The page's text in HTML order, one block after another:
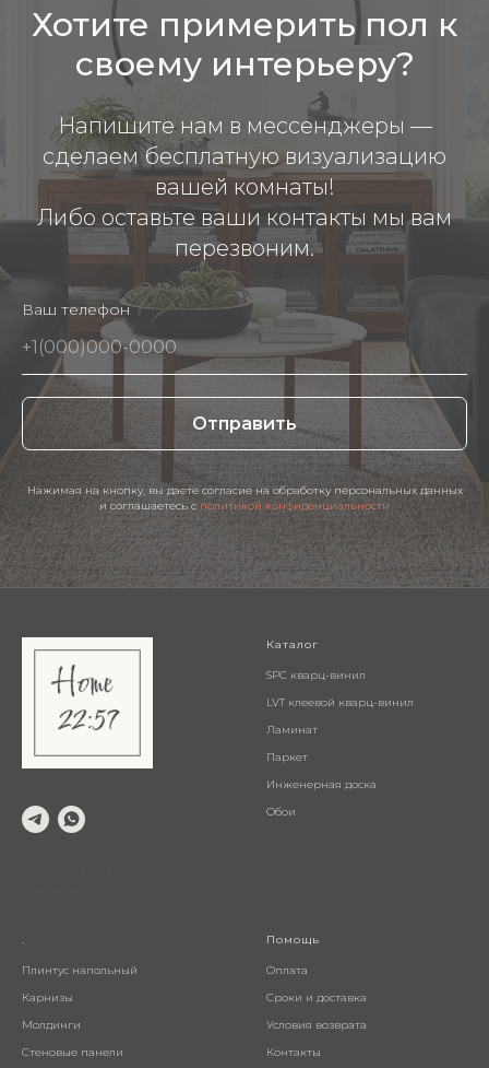
Хотите примерить пол к
своему интерьеру?
Напишите нам в мессенджеры —
сделаем бесплатную визуализацию
вашей комнаты!
Либо оставьте ваши контакты мы вам
перезвоним.
Ваш телефон
Отправить
Нажимая на кнопку, вы даете согласие на обработку персональных данных
и соглашаетесь c политикой конфиденциальности
Каталог
SPC кварц-винил
LVT клеевой кварц-винил
Ламинат
Паркет
Инженерная доска
Обои
.
Плинтус напольный
Карнизы
Молдинги
Стеновые панели
Помощь
Оплата
Сроки и доставка
Условия возврата
Контакты